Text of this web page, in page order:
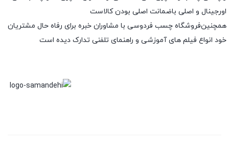
اورجینال و اصلی باضمانت اصلی بودن کالاست
همچنین‌فروشگاه چسب فردوسی با مشاوران خبره برای رفاه حال مشتریان
خود انواع فیلم های آموزشی و راهنمای تلفنی تدارک دیده است